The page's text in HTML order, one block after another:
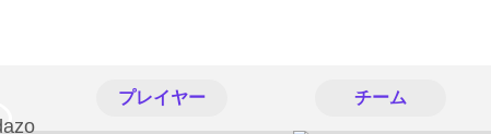
プレイヤー チーム